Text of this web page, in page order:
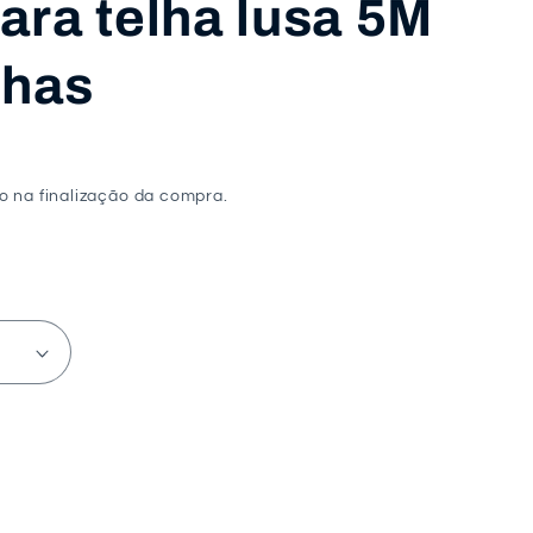
telha lusa 5M
na finalização da compra.